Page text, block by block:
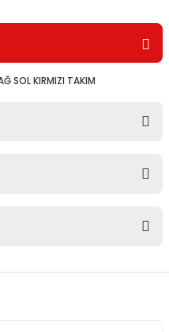
SOL KIRMIZI TAKIM